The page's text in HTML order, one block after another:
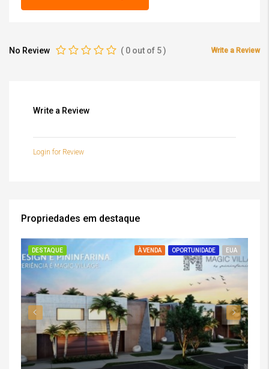
No Review ( 0 out of 5) Write a Review
Write a Review
Login for Review
Propriedades em destaque
DESTAQUE À VENDA OPORTUNIDADE EUA